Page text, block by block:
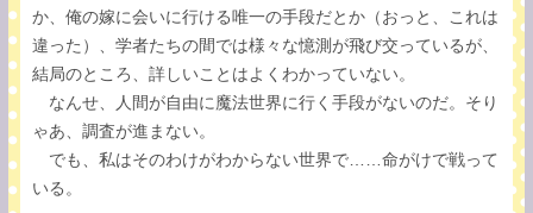
か、俺の嫁に会いに行ける唯一の手段だとか（おっと、これは
違った）、学者たちの間では様々な憶測が飛び交っているが、
結局のところ、詳しいことはよくわかっていない。
なんせ、人間が自由に魔法世界に行く手段がないのだ。そり
ゃあ、調査が進まない。
でも、私はそのわけがわからない世界で……命がけで戦って
いる。